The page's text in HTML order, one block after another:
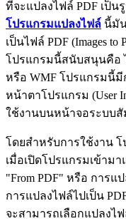
ที่จะแปลงไฟล์ PDF เป็น
โปรแกรมแปลงไฟล์ นี้มั
เป็นไฟล์ PDF (Images
โปรแกรมนี้สนับสนุนคือ ไ
หรือ WMF โปรแกรมนี้
หน้าตาโปรแกรม (User
ใช้งานบนหน้าจอระบบสั
โดยสำหรับการใช้งาน โ
เมื่อเปิดโปรแกรมเข้าม
"From PDF" หรือ การแ
การแปลงไฟล์ไปเป็น
จะสามารถเลือกแปลงไ